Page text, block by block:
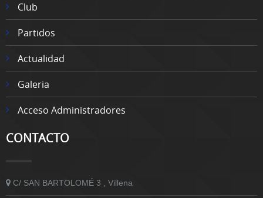
Club
Partidos
Actualidad
Galeria
Acceso Administradores
CONTACTO
C/ SAN BARTOLOMÉ 3 , Villena